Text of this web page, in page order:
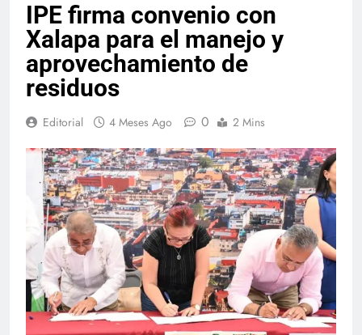
IPE firma convenio con
Xalapa para el manejo y
aprovechamiento de
residuos
Editorial 4 Meses Ago 0 2 Mins